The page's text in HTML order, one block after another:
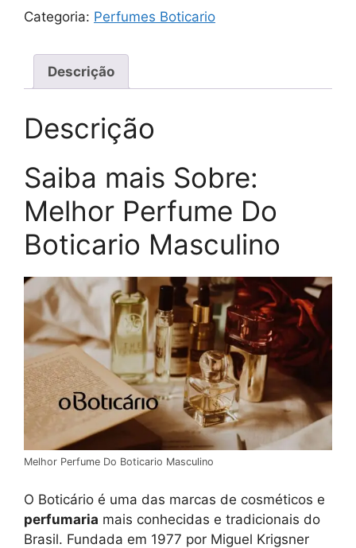
Categoria: Perfumes Boticario
Descrição
Descrição
Saiba mais Sobre:
Melhor Perfume Do
Boticario Masculino
Melhor Perfume Do Boticario Masculino
O Boticário é uma das marcas de cosméticos e
perfumaria mais conhecidas e tradicionais do
Brasil. Fundada em 1977 por Miguel Krigsner